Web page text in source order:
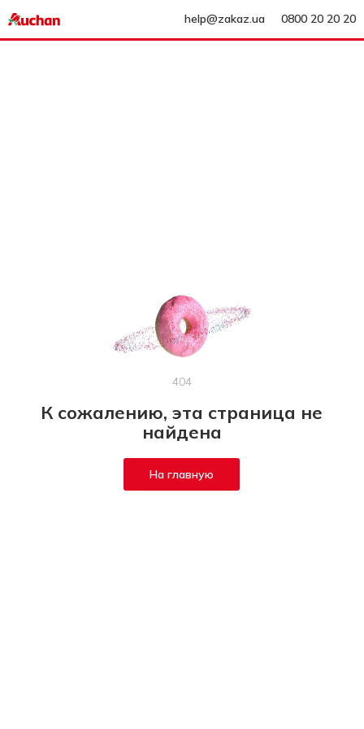
help@zakaz.ua 0800 20 20 20
404
К сожалению, эта страница не
найдена
На главную